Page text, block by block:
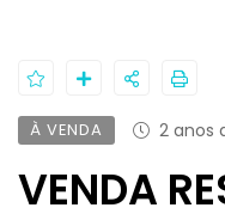
À VENDA 2 anos
VENDA